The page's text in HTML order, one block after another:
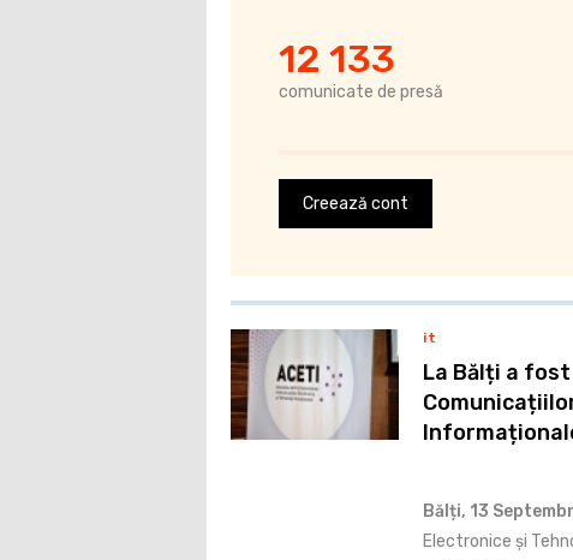
12 133
comunicate de presă
Creează cont
it
La Bălți a
Bălți, 13
Electronice și